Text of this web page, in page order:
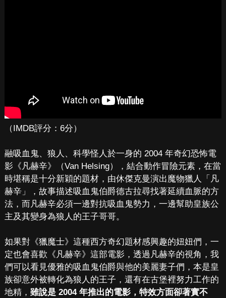
（IMDB評分：6分）
融吸血鬼、狼人、科學怪人於一身的 2004 年奇幻恐怖電
影《凡赫辛》（Van Helsing），結合動作冒險元素，在當
時堪稱是十分新穎的題材，由休傑克曼演出魔物獵人「凡
赫辛」，故事描述吸血鬼伯爵德古拉尋找著延續血脈的方
法，而凡赫辛必須一邊對抗吸血鬼勢力，一邊幫助皇族公
主及其變身為狼人的王子哥哥。
如果對《獵魔士》這種西方奇幻題材感興趣的妞妞們，一
定也會喜歡《凡赫辛》這部電影，透過凡赫辛的視角，我
們可以看見優雅的吸血鬼伯爵與他的美麗妻子們，本是皇
族卻意外被轉化為狼人的王子，還有在古堡裡努力工作的
地精， 雖說是 2004 年推出的電影，特效方面卻著實不